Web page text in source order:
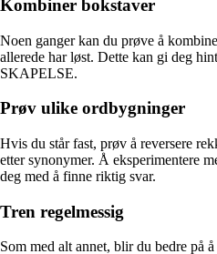
Kombiner bokstaver
Noen ganger kan du prøve å
allerede har løst. Dette kan gi deg
SKAPELSE.
Prøv ulike ordbygninger
Hvis du står fast, prøv å reversere
etter synonymer. Å eksperimentere
deg med å finne riktig svar.
Tren regelmessig
Som med alt annet, blir du bedre på